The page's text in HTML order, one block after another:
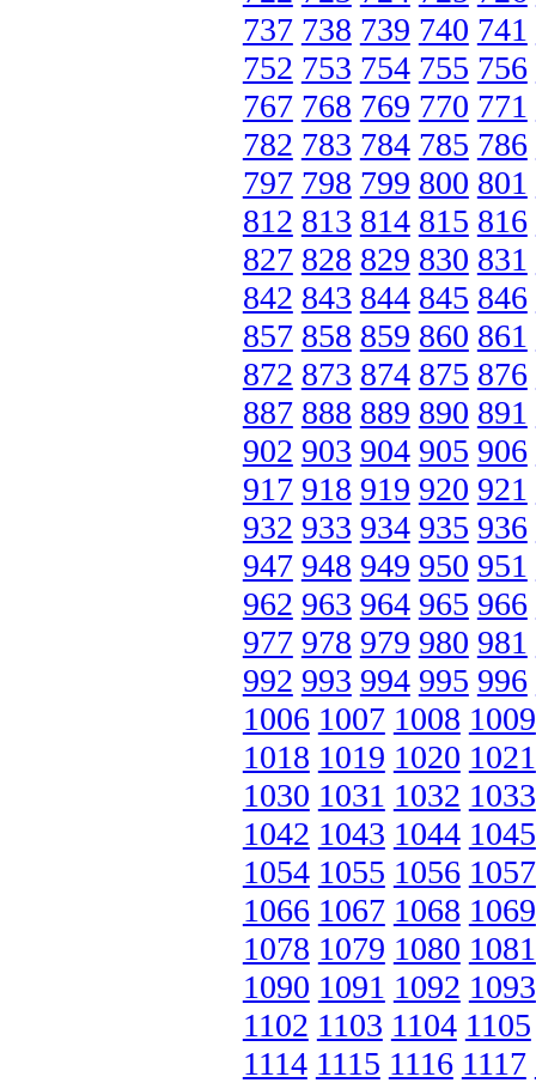
737 738 739 740 741
752 753 754 755 756
767 768 769 770 771
782 783 784 785 786
797 798 799 800 801
812 813 814 815 816
827 828 829 830 831
842 843 844 845 846
857 858 859 860 861
872 873 874 875 876
887 888 889 890 891
902 903 904 905 906
917 918 919 920 921
932 933 934 935 936
947 948 949 950 951
962 963 964 965 966
977 978 979 980 981
992 993 994 995 996
1006 1007 1008 1009
1018 1019 1020 1021
1030 1031 1032 1033
1042 1043 1044 1045
1054 1055 1056 1057
1066 1067 1068 1069
1078 1079 1080 1081
1090 1091 1092 1093
1102 1103 1104 1105
1114 1115 1116 1117